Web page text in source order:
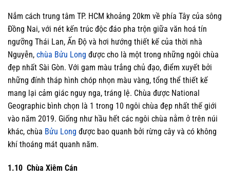
Nắm cách trung tâm TP. HCM khoảng 20km về phía Tây của sông
Đồng Nai, với nét kến trúc độc đáo pha trộn giữa văn hoá tín
ngưỡng Thái Lan, Ấn Độ và hơi hướng thiết kế của thời nhà
Nguyễn, chùa Bửu Long được cho là một trong những ngôi chùa
đẹp nhất Sài Gòn. Với gam màu trắng chủ đạo, điểm xuyết bởi
những đính tháp hình chóp nhọn màu vàng, tổng thể thiết kế
mang lại cảm giác nguy nga, tráng lệ. Chùa được National
Geographic bình chọn là 1 trong 10 ngôi chùa đẹp nhất thế giới
vào năm 2019. Giống như hầu hết các ngôi chùa nằm ở trên núi
khác, chùa Bửu Long được bao quanh bởi rừng cây và có không
khí thoáng mát quanh năm.
1.10 Chùa Xiêm Cán